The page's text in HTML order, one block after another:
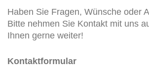
Haben Sie Fragen, Wünsche oder
Bitte nehmen Sie Kontakt mit uns
Ihnen gerne weiter!
Kontaktformular